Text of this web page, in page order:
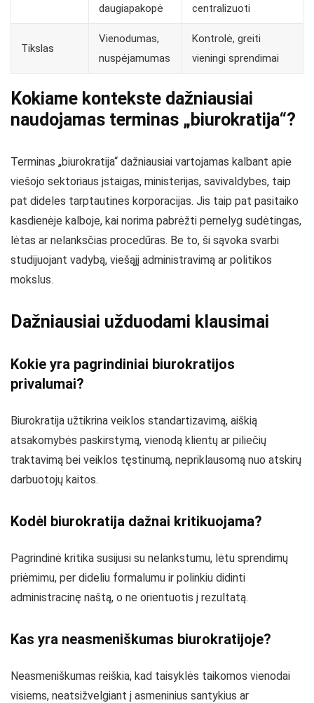
daugiapakopė centralizuoti
Tikslas
Vienodumas,
nuspėjamumas
Kontrolė, greiti
vieningi sprendimai
Kokiame kontekste dažniausiai
naudojamas terminas „biurokratija“?
Terminas „biurokratija“ dažniausiai vartojamas kalbant apie
viešojo sektoriaus įstaigas, ministerijas, savivaldybes, taip
pat dideles tarptautines korporacijas. Jis taip pat pasitaiko
kasdienėje kalboje, kai norima pabrėžti pernelyg sudėtingas,
lėtas ar nelanksčias procedūras. Be to, ši sąvoka svarbi
studijuojant vadybą, viešąjį administravimą ar politikos
mokslus.
Dažniausiai užduodami klausimai
Kokie yra pagrindiniai biurokratijos
privalumai?
Biurokratija užtikrina veiklos standartizavimą, aiškią
atsakomybės paskirstymą, vienodą klientų ar piliečių
traktavimą bei veiklos tęstinumą, nepriklausomą nuo atskirų
darbuotojų kaitos.
Kodėl biurokratija dažnai kritikuojama?
Pagrindinė kritika susijusi su nelankstumu, lėtu sprendimų
priėmimu, per dideliu formalumu ir polinkiu didinti
administracinę naštą, o ne orientuotis į rezultatą.
Kas yra neasmeniškumas biurokratijoje?
Neasmeniškumas reiškia, kad taisyklės taikomos vienodai
visiems, neatsižvelgiant į asmeninius santykius ar